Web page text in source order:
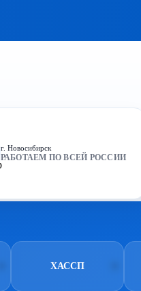
г. Новосибирск
РАБОТАЕМ ПО ВСЕЙ РОССИИ
ХАССП